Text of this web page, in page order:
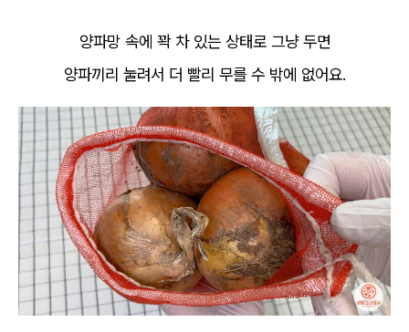
양파망 속에 꽉 차 있는 상태로 그냥 두면
양파끼리 눌려서 더 빨리 무를 수 밖에 없어요.